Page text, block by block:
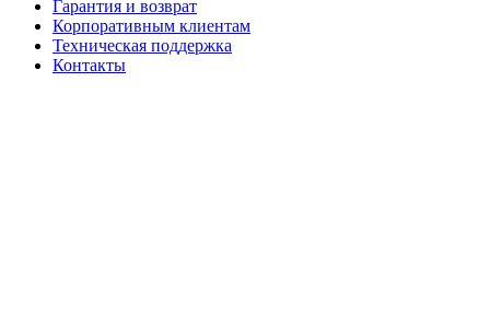
Гарантия и возврат
Корпоративным клиентам
Техническая поддержка
Контакты